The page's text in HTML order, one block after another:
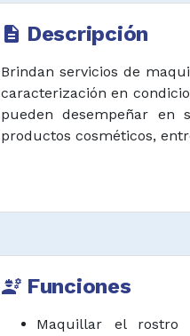
description Descripción
Brindan servicios de
caracterización en
pueden desempeñar en
productos cosméticos,
engineering Funciones
Maquillar el rostro